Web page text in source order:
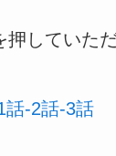
していた
話-2話-3話